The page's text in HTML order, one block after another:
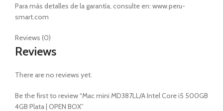
Para más detalles de la garantía, consulte en: www.peru-
smart.com
Reviews (0)
Reviews
There are no reviews yet.
Be the first to review “Mac mini MD387LL/A Intel Core i5 500GB
4GB Plata | OPEN BOX”